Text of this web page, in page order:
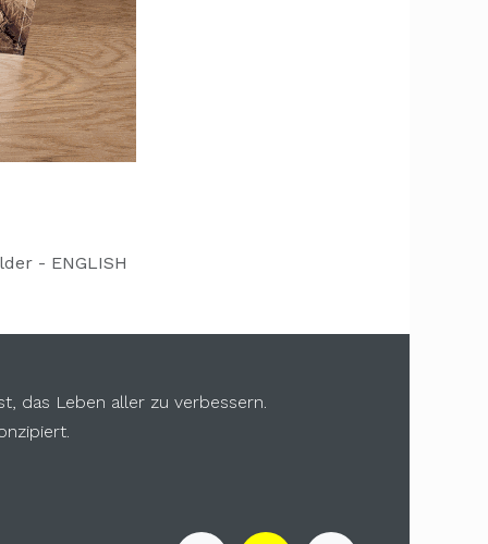
- ENGLISH
das Leben aller zu verbessern.